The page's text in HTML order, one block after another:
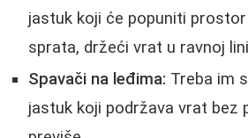
jastuk koji će popuniti
sprata, držeći vrat u ravnoj
Spavači na leđima: Treba im
jastuk koji podržava vrat bez